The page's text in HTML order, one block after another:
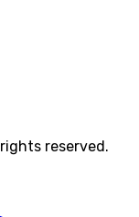
reserved.